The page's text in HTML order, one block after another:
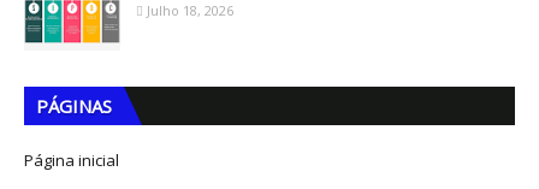
Julho 18, 2026
PÁGINAS
Página inicial